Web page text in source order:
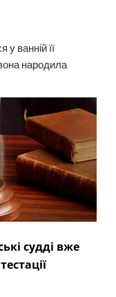
у ванній її
народила
судді вже